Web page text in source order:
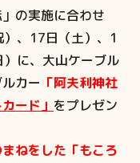
の実施に合わせ
、17日（土）、1
に、大山ケーブル
カー 「阿夫利神社
ード」 をプレゼン
まねをした「もころ